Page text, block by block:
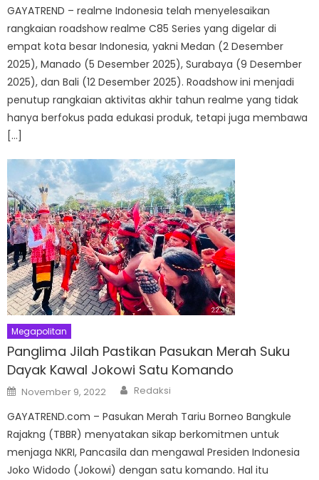
GAYATREND – realme Indonesia telah menyelesaikan
rangkaian roadshow realme C85 Series yang digelar di
empat kota besar Indonesia, yakni Medan (2 Desember
2025), Manado (5 Desember 2025), Surabaya (9 Desember
2025), dan Bali (12 Desember 2025). Roadshow ini menjadi
penutup rangkaian aktivitas akhir tahun realme yang tidak
hanya berfokus pada edukasi produk, tetapi juga membawa
[…]
Megapolitan
Panglima Jilah Pastikan Pasukan Merah Suku
Dayak Kawal Jokowi Satu Komando
Posted
on
November 9, 2022 Author
Redaksi
GAYATREND.com – Pasukan Merah Tariu Borneo Bangkule
Rajakng (TBBR) menyatakan sikap berkomitmen untuk
menjaga NKRI, Pancasila dan mengawal Presiden Indonesia
Joko Widodo (Jokowi) dengan satu komando. Hal itu